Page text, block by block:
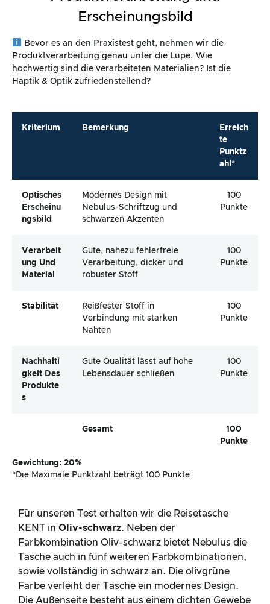
Erscheinungsbild
Bevor es an den Praxistest geht, nehmen wir die
Produktverarbeitung genau unter die Lupe. Wie
hochwertig sind die verarbeiteten Materialien? Ist die
Haptik & Optik zufriedenstellend?
Kriterium Bemerkung
Erreich
te
Punktz
ahl*
Optisches
Erscheinu
Ngsbild
Modernes Design mit
Nebulus-Schriftzug und
schwarzen Akzenten
100
Punkte
Verarbeit
Ung Und
Material
Gute, nahezu fehlerfreie
Verarbeitung, dicker und
robuster Stoff
100
Punkte
Stabilität
Reißfester Stoff in
Verbindung mit starken
Nähten
100
Punkte
Nachhalti
Gkeit Des
Produkte
S
Gute Qualität lässt auf hohe
Lebensdauer schließen
100
Punkte
Gesamt
100
Punkte
Gewichtung: 20%
*Die Maximale Punktzahl beträgt 100 Punkte
Für unseren Test erhalten wir die Reisetasche
KENT in Oliv-schwarz. Neben der
Farbkombination Oliv-schwarz bietet Nebulus die
Tasche auch in fünf weiteren Farbkombinationen,
sowie vollständig in schwarz an. Die olivgrüne
Farbe verleiht der Tasche ein modernes Design.
Die Außenseite besteht aus einem dichten Gewebe